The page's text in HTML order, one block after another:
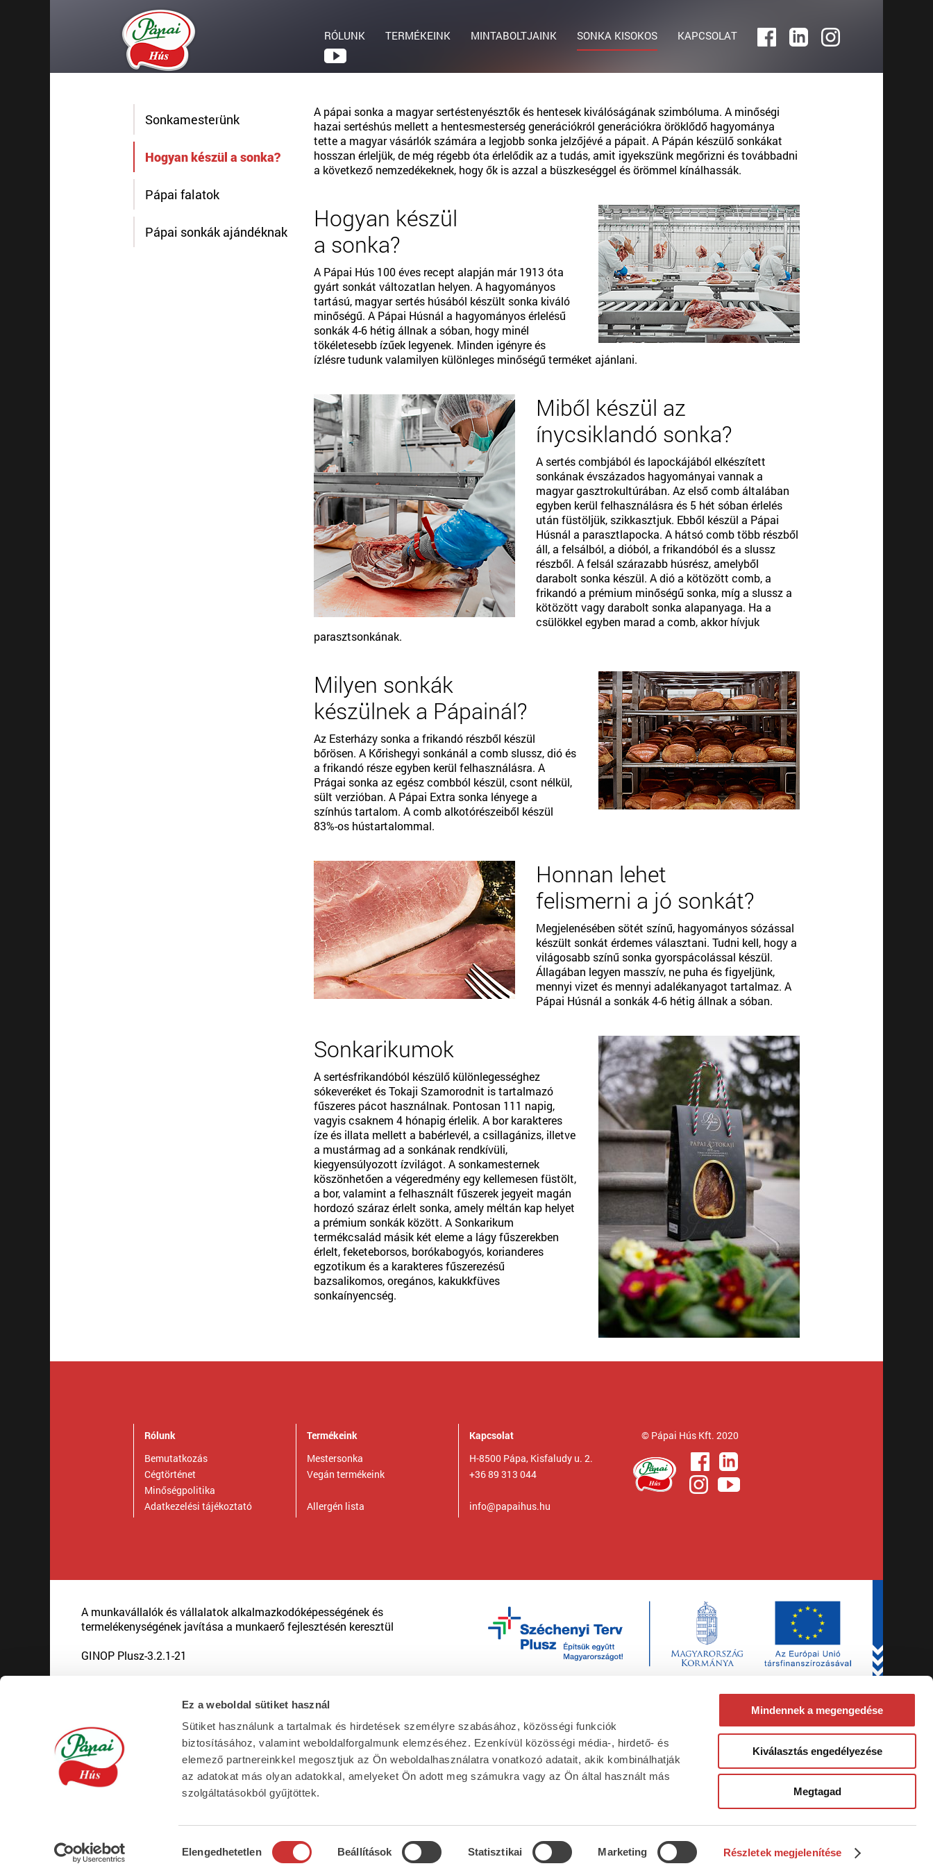
Ez a weboldal sütiket használ
Sütiket használunk a tartalmak és hirdetések személyre szabásához, közösségi funkciók
biztosításához, valamint weboldalforgalmunk elemzéséhez. Ezenkívül közösségi média-, hirdető- és
elemező partnereinkkel megosztjuk az Ön weboldalhasználatra vonatkozó adatait, akik kombinálhatják
az adatokat más olyan adatokkal, amelyeket Ön adott meg számukra vagy az Ön által használt más
szolgáltatásokból gyűjtöttek.
kiválasztása
Elengedhetetlen Beállítások Statisztikai Marketing Részletek megjelenítése
Mindennek a megengedése
Kiválasztás engedélyezése
Megtagad
Sonkamesterünk
Hogyan készül a sonka?
Pápai falatok
Pápai sonkák ajándéknak
A pápai sonka a magyar sertéstenyésztők és hentesek kiválóságának szimbóluma. A minőségi
hazai sertéshús mellett a hentesmesterség generációkról generációkra öröklődő hagyománya
tette a magyar vásárlók számára a legjobb sonka jelzőjévé a pápait. A Pápán készülő sonkákat
hosszan érleljük, de még régebb óta érlelődik az a tudás, amit igyekszünk megőrizni és továbbadni
a következő nemzedékeknek, hogy ők is azzal a büszkeséggel és örömmel kínálhassák.
Hogyan készül
a sonka?
A Pápai Hús 100 éves recept alapján már 1913 óta
gyárt sonkát változatlan helyen. A hagyományos
tartású, magyar sertés húsából készült sonka kiváló
minőségű. A Pápai Húsnál a hagyományos érlelésű
sonkák 4-6 hétig állnak a sóban, hogy minél
tökéletesebb ízűek legyenek. Minden igényre és
ízlésre tudunk valamilyen különleges minőségű terméket ajánlani.
Miből készül az
ínycsiklandó sonka?
A sertés combjából és lapockájából elkészített
sonkának évszázados hagyományai vannak a
magyar gasztrokultúrában. Az első comb általában
egyben kerül felhasználásra és 5 hét sóban érlelés
után füstöljük, szikkasztjuk. Ebből készül a Pápai
Húsnál a parasztlapocka. A hátsó comb több részből
áll, a felsálból, a dióból, a frikandóból és a slussz
részből. A felsál szárazabb húsrész, amelyből
darabolt sonka készül. A dió a kötözött comb, a
frikandó a prémium minőségű sonka, míg a slussz a
kötözött vagy darabolt sonka alapanyaga. Ha a
csülökkel egyben marad a comb, akkor hívjuk
parasztsonkának.
Milyen sonkák
készülnek a Pápainál?
Az Esterházy sonka a frikandó részből készül
bőrösen. A Kőrishegyi sonkánál a comb slussz, dió és
a frikandó része egyben kerül felhasználásra. A
Prágai sonka az egész combból készül, csont nélkül,
sült verzióban. A Pápai Extra sonka lényege a
színhús tartalom. A comb alkotórészeiből készül
83%-os hústartalommal.
Honnan lehet
felismerni a jó sonkát?
Megjelenésében sötét színű, hagyományos sózással
készült sonkát érdemes választani. Tudni kell, hogy a
világosabb színű sonka gyorspácolással készül.
Állagában legyen masszív, ne puha és figyeljünk,
mennyi vizet és mennyi adalékanyagot tartalmaz. A
Pápai Húsnál a sonkák 4-6 hétig állnak a sóban.
Sonkarikumok
A sertésfrikandóból készülő különlegességhez
sókeveréket és Tokaji Szamorodnit is tartalmazó
fűszeres pácot használnak. Pontosan 111 napig,
vagyis csaknem 4 hónapig érlelik. A bor karakteres
íze és illata mellett a babérlevél, a csillagánizs, illetve
a mustármag ad a sonkának rendkívüli,
kiegyensúlyozott ízvilágot. A sonkamesternek
köszönhetően a végeredmény egy kellemesen füstölt,
a bor, valamint a felhasznált fűszerek jegyeit magán
hordozó száraz érlelt sonka, amely méltán kap helyet
a prémium sonkák között. A Sonkarikum
termékcsalád másik két eleme a lágy fűszerekben
érlelt, feketeborsos, borókabogyós, korianderes
egzotikum és a karakteres fűszerezésű
bazsalikomos, oregános, kakukkfüves
sonkaínyencség.
RÓLUNK TERMÉKEINK MINTABOLTJAINK SONKA KISOKOS KAPCSOLAT
Rólunk
Bemutatkozás
Cégtörténet
Minőségpolitika
Adatkezelési tájékoztató
Termékeink
Mestersonka
Vegán termékeink
Allergén lista
Kapcsolat
H-8500 Pápa, Kisfaludy u. 2.
+36 89 313 044
info@papaihus.hu
© Pápai Hús Kft. 2020
A munkavállalók és vállalatok alkalmazkodóképességének és
termelékenységének javítása a munkaerő fejlesztésén keresztül
GINOP Plusz-3.2.1-21
Hatékonyságnövelési képzési
program
a Pápai Hús Kft-nél
A Pápai Hús Kft. kapacitás- és
hatékonyságnövelő
beruházása a központi telepén